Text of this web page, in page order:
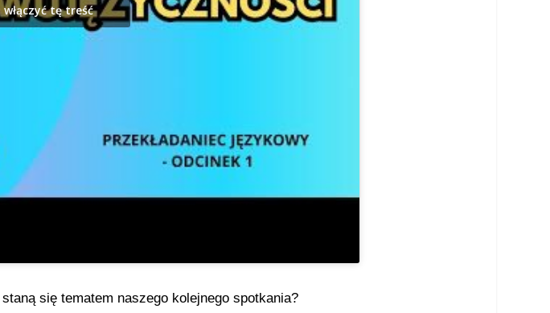
tę treść
się tematem naszego kolejnego spotkania?